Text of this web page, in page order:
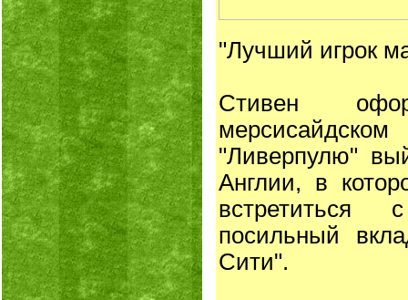
"Лучший игрок
Стивен
"Ливерпулю"
Англии, в
встретиться
посильный
Сити".